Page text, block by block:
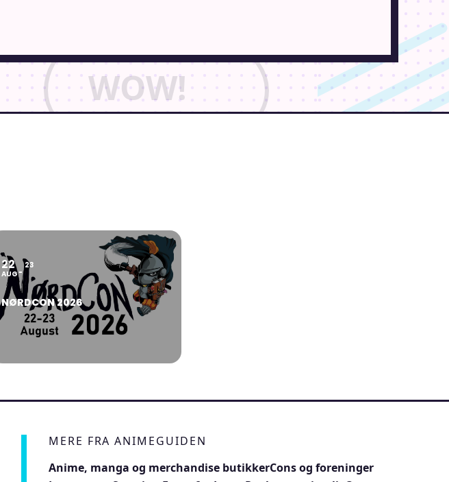
22
AUG
23
NØRDCON 2026
MERE FRA ANIMEGUIDEN
Anime, manga og merchandise butikkerCons og foreninger